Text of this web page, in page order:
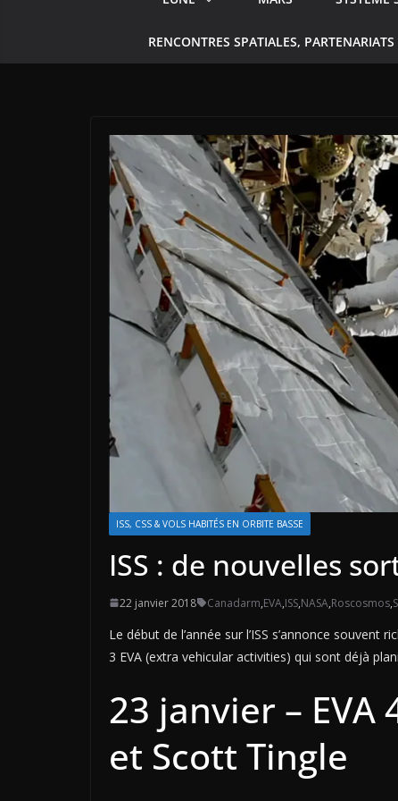
RENCONTRES SPATIALES, PARTENARIATS
ISS, CSS & VOLS HABITÉS EN ORBITE BASSE
ISS : de nouvelles
22 janvier 2018 Canadarm,EVA,ISS,NASA,Roscosmos,
Le début de l’année sur l’ISS s’annonce
3 EVA (extra vehicular activities) qui sont déjà
23 janvier – EVA
et Scott Tingle